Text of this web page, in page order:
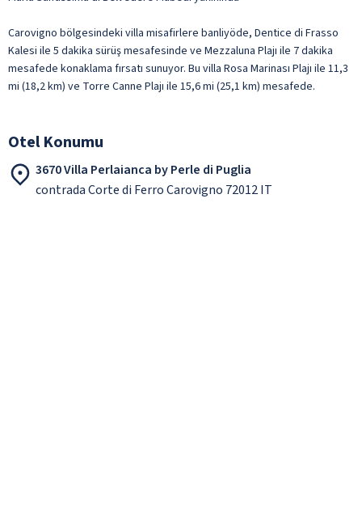
Carovigno bölgesindeki villa misafirlere banliyöde, Dentice di Frasso
Kalesi ile 5 dakika sürüş mesafesinde ve Mezzaluna Plajı ile 7 dakika
mesafede konaklama fırsatı sunuyor. Bu villa Rosa Marinası Plajı ile 11,3
mi (18,2 km) ve Torre Canne Plajı ile 15,6 mi (25,1 km) mesafede.
Otel Konumu
3670 Villa Perlaianca by Perle di Puglia
contrada Corte di Ferro Carovigno 72012 IT